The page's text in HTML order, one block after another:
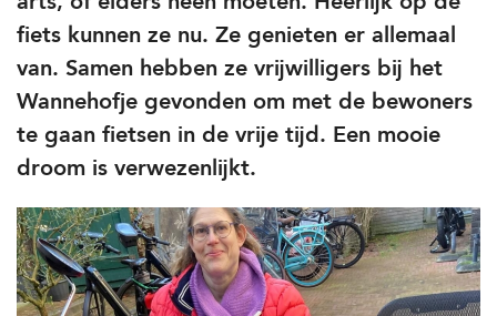
fiets kunnen ze nu. Ze genieten er allemaal
van. Samen hebben ze vrijwilligers bij het
Wannehofje gevonden om met de bewoners
te gaan fietsen in de vrije tijd. Een mooie
droom is verwezenlijkt.